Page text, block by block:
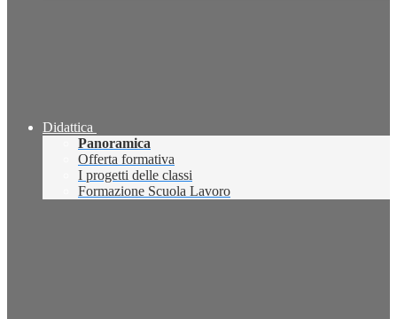
Didattica
Panoramica
Offerta formativa
I progetti delle classi
Formazione Scuola Lavoro